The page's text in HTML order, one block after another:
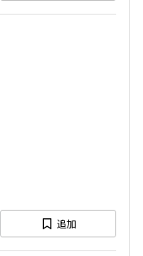
追加